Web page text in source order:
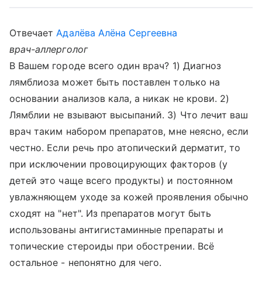
ОтвечаетАдалёва Алёна Сергеевна
врач-аллерголог
В Вашем городе всего один врач? 1) Диагноз
лямблиоза может быть поставлен только на
основании анализов кала, а никак не крови. 2)
Лямблии не взывают высыпаний. 3) Что лечит ваш
врач таким набором препаратов, мне неясно, если
честно. Если речь про атопический дерматит, то
при исключении провоцирующих факторов (у
детей это чаще всего продукты) и постоянном
увлажняющем уходе за кожей проявления обычно
сходят на "нет". Из препаратов могут быть
использованы антигистаминные препараты и
топические стероиды при обострении. Всё
остальное - непонятно для чего.